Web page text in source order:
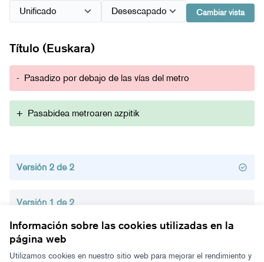
Información sobre las cookies utilizadas en la
página web
Utilizamos cookies en nuestro sitio web para mejorar el rendimiento y
Cambiar vista
Título (Euskara)
- Pasadizo por debajo de las vías del metro
+ Pasabidea metroaren azpitik
Versión 2 de 2
Versión 1 de 2
Términos y condiciones de uso
Configuración de cookies